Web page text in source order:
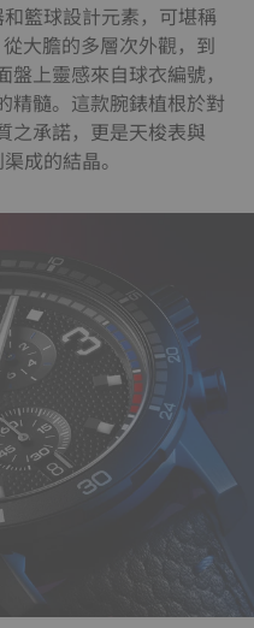
籃球設計元素，可堪稱
大膽的多層次外觀，到
上靈感來自球衣編號，
精髓。這款腕錶植根於對
之承諾，更是天梭表與
成的結晶。